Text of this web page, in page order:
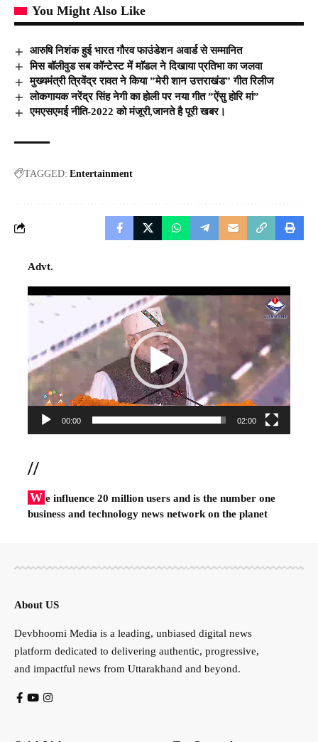
You Might Also Like
आरुषि निशंक हुई भारत गौरव फाउंडेशन अवार्ड से सम्मानित
मिस बॉलीवुड सब कॉन्टेस्ट में माॅडल ने दिखाया प्रतिभा का जलवा
मुख्यमंत्री त्रिवेंद्र रावत ने किया ”मेरी शान उत्तराखंड” गीत रिलीज
लोकगायक नरेंद्र सिंह नेगी का होली पर नया गीत ”ऐंसु होरि मां”
एमएसएमई नीति-2022 को मंजूरी,जानते है पूरी खबर।
TAGGED: Entertainment
Advt.
Video
00:00 02:00
//
W e influence 20 million users and is the number one
business and technology news network on the planet
About US
Devbhoomi Media is a leading, unbiased digital news
platform dedicated to delivering authentic, progressive,
and impactful news from Uttarakhand and beyond.